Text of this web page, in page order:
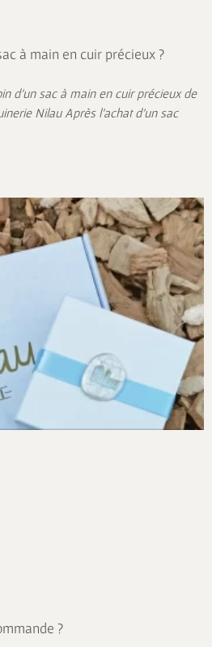
à main en cuir précieux ?
d’un sac à main en cuir précieux de
Nilau Après l’achat d’un sac
?